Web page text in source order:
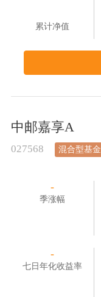
累计净值
中邮嘉享A
027568 混合型基金
-
季涨幅
-
七日年化收益率